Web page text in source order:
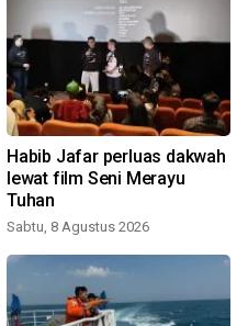
Habib Jafar perluas dakwah
lewat film Seni Merayu
Tuhan
Sabtu, 8 Agustus 2026